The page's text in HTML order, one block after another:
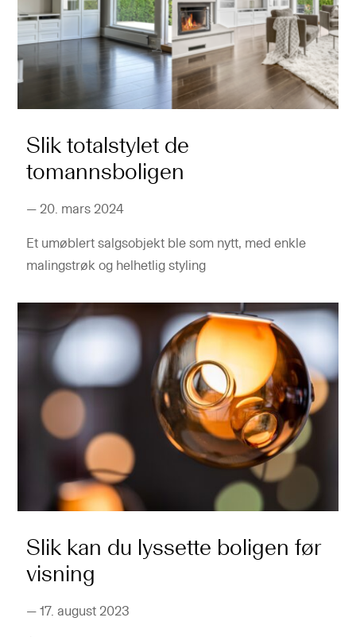
Slik totalstylet de
tomannsboligen
— 20. mars 2024
Et umøblert salgsobjekt ble som nytt, med enkle
malingstrøk og helhetlig styling
Slik kan du lyssette boligen før
visning
— 17. august 2023